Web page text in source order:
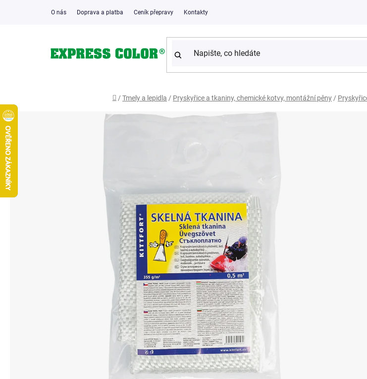
O nás Doprava a platba Ceník přepravy Kontakty
Domů
/ Tmely a lepidla / Pryskyřice a tkaniny, chemické kotvy, montážní pěny /